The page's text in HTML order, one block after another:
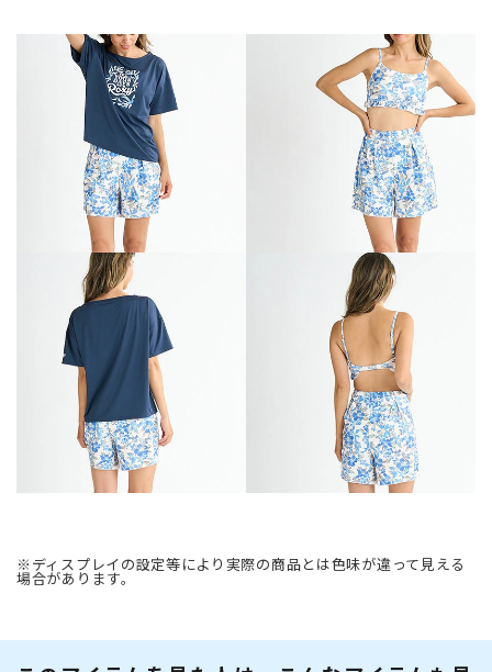
※ディスプレイの設定等により実際の商品とは色味が違って見える
場合があります。